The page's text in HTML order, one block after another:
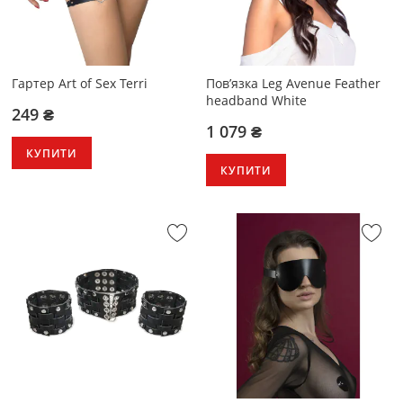
Гартер Art of Sex Terri
249 ₴
КУПИТИ
Пов’язка Leg Avenue Feather
headband White
1 079 ₴
КУПИТИ